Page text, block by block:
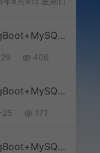
基于SpringBoot+MySQL+Vue的房租租赁系统(附论文)
406
基于SpringBoot+MySQL+Vue.js的医院信息管理系统
171
基于SpringBoot+MySQL+微信小程序的美容院管理小程序